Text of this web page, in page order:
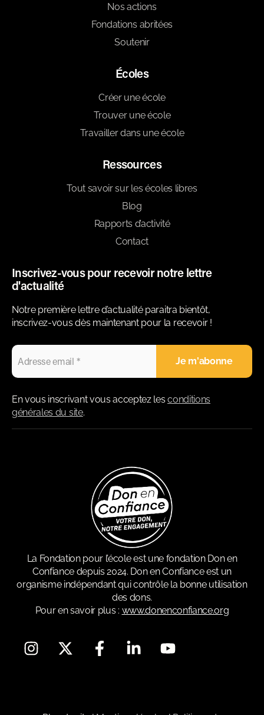
Nos actions
Fondations abritées
Soutenir
Écoles
Créer une école
Trouver une école
Travailler dans une école
Ressources
Tout savoir sur les écoles libres
Blog
Rapports d’activité
Contact
Inscrivez-vous pour recevoir notre lettre
d'actualité
Notre première lettre d’actualité paraitra bientôt,
inscrivez-vous dès maintenant pour la recevoir !
En vous inscrivant vous acceptez lesconditions
générales du site.
La Fondation pour l’école est une fondation Don en
Confiance depuis 2024. Don en Confiance est un
organisme indépendant qui contrôle la bonne utilisation
des dons.
Pour en savoir plus : www.donenconfiance.org